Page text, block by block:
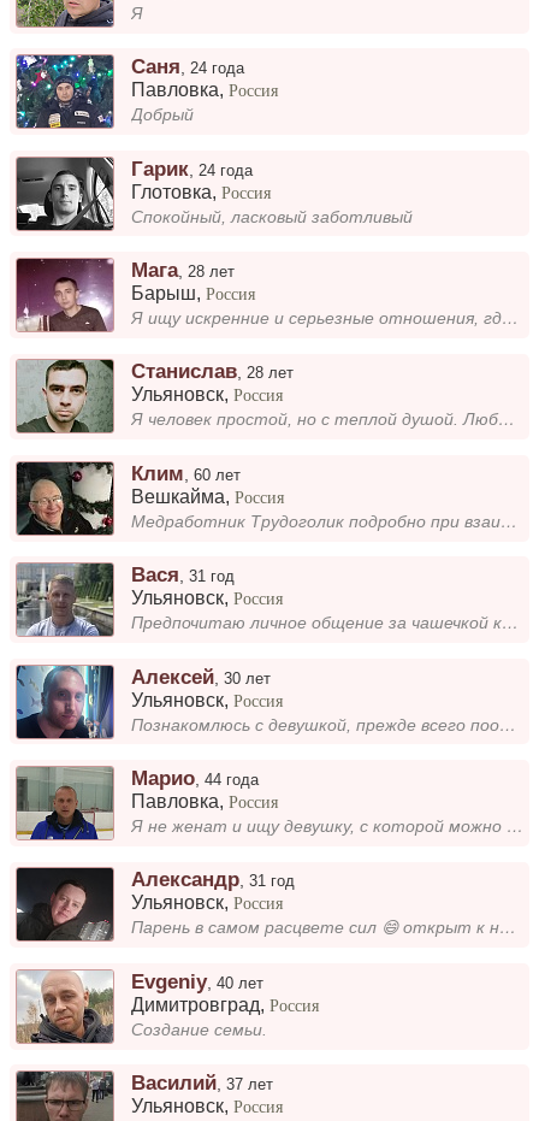
Я
Саня 24 года
Павловка,Россия
Добрый
Гарик 24 года
Глотовка,Россия
Спокойный, ласковый заботливый
Мага, 28 лет
Барыш,Россия
Я ищу искренние и серьезные отношения, где будет взаимная забота и понимание. Важно, чтобы рядом был человек, с которым...
Станислав,28 лет
Ульяновск,Россия
Я человек простой, но с теплой душой. Люблю проводить время с близкими, читать и слушать музыку. Для меня важно быть иск...
Клим ,60 лет
Вешкайма,Россия
Медработник Трудоголик подробно при взаимной симпатии переезд не рассматриваюЛЮБЛЮ ДЕТЕЙ ИЗДАЛЕКА НЕ ПИШИТЕ!
Вася ,31 год
Ульяновск,Россия
Предпочитаю личное общение за чашечкой капучино; )
Алексей ,30 лет
Ульяновск,Россия
Познакомлюсь с девушкой, прежде всего пообщаться, а дальше видно будет. Если сложится - готов к серьезным отношениям....
Марио ,44 года
Павловка,Россия
Я не женат и ищу девушку, с которой можно построить настоящие и глубокие отношения. Мне важна искренность и доверие в об...
Александр,31 год
Ульяновск,Россия
Парень в самом расцвете сил 😄 открыт к новым знакомствам
Evgeniy,40 лет
Димитровград,Россия
Создание семьи.
Василий ,37 лет
Ульяновск,Россия